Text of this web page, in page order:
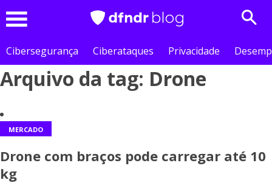
Cibersegurança
Ciberataques Privacidade
Arquivo da tag: Drone
MERCADO
Drone com braços pode carregar até 10
kg